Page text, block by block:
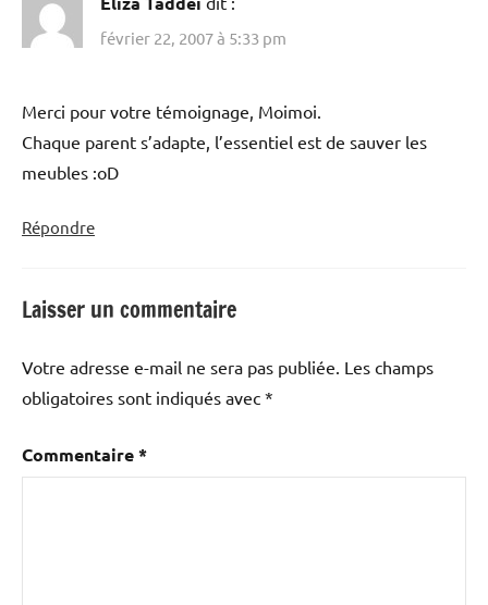
février 22, 2007 à 5:33 pm
Merci pour votre témoignage, Moimoi.
Chaque parent s’adapte, l’essentiel est de sauver les
meubles :oD
Répondre
Laisser un commentaire
Votre adresse e-mail ne sera pas publiée. Les champs
obligatoires sont indiqués avec *
Commentaire*